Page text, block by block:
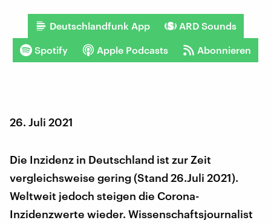
Deutschlandfunk App ARD Sounds
Spotify Apple Podcasts Abonnieren
26. Juli 2021
Die Inzidenz in Deutschland ist zur Zeit
vergleichsweise gering (Stand 26.Juli 2021).
Weltweit jedoch steigen die Corona-
Inzidenzwerte wieder. Wissenschaftsjournalist